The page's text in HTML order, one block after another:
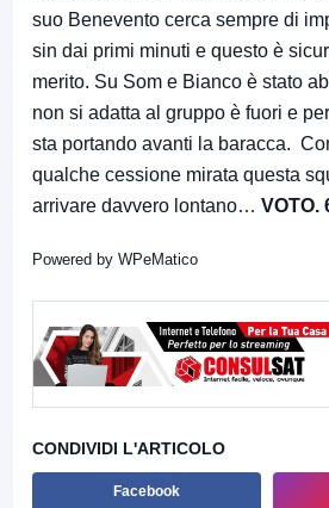
suo Benevento cerca sempre di
sin dai primi minuti e questo è
merito. Su Som e Bianco è stato
non si adatta al gruppo è fuori e
sta portando avanti la baracca.
qualche cessione mirata questa
arrivare davvero lontano… VOTO.
Powered by WPeMatico
CONDIVIDI L'ARTICOLO
Facebook